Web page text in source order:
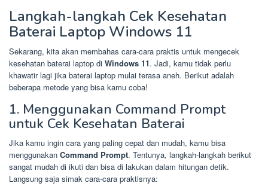
Langkah-langkah Cek Kesehatan
Baterai Laptop Windows 11
Sekarang, kita akan membahas cara-cara praktis untuk mengecek
kesehatan baterai laptop di Windows 11. Jadi, kamu tidak perlu
khawatir lagi jika baterai laptop mulai terasa aneh. Berikut adalah
beberapa metode yang bisa kamu coba!
1. Menggunakan Command Prompt
untuk Cek Kesehatan Baterai
Jika kamu ingin cara yang paling cepat dan mudah, kamu bisa
menggunakan Command Prompt. Tentunya, langkah-langkah berikut
sangat mudah di ikuti dan bisa di lakukan dalam hitungan detik.
Langsung saja simak cara-cara praktisnya: